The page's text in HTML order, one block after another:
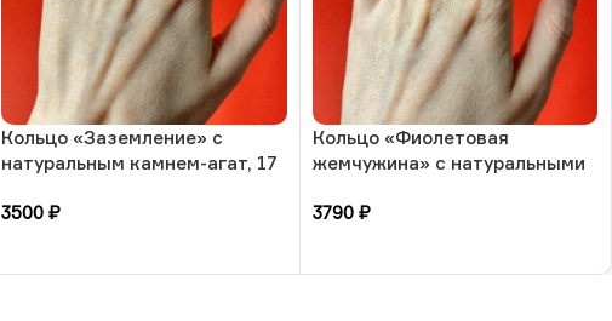
Кольцо «Заземление» с
натуральным камнем-агат, 17
3500₽
Кольцо «Фиолетовая
жемчужина» с натуральными
размера, РБ
3790 ₽